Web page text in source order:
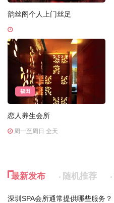
韵丝阁个人上门丝足
福田
恋人养生会所
周一至周日 全天
最新发布 随机推荐
深圳SPA会所通常提供哪些服务？